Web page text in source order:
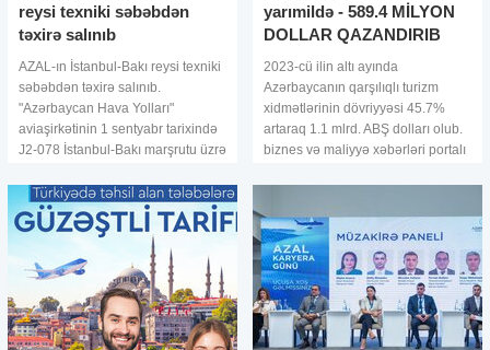
reysi texniki səbəbdən
təxirə salınıb
AZAL-ın İstanbul-Bakı reysi texniki
səbəbdən təxirə salınıb.
"Azərbaycan Hava Yolları"
aviaşirkətinin 1 sentyabr tarixində
J2-078 İstanbul-Bakı marşrutu üzrə
səbəbdən - təyyarəni
yarımildə - 589.4 MİLYON
DOLLAR QAZANDIRIB
2023-cü ilin altı ayında
Azərbaycanın qarşılıqlı turizm
xidmətlərinin dövriyyəsi 45.7%
artaraq 1.1 mlrd. ABŞ dolları olub.
biznes və maliyyə xəbərləri portalı